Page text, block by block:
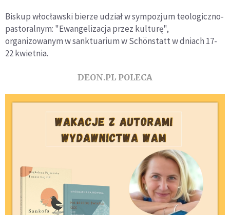
Biskup włocławski bierze udział w sympozjum teologiczno-
pastoralnym: "Ewangelizacja przez kulturę",
organizowanym w sanktuarium w Schönstatt w dniach 17-
22 kwietnia.
DEON.PL POLECA